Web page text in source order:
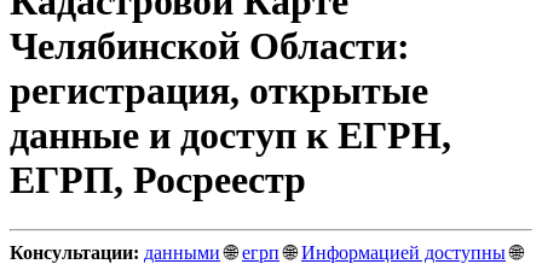
Челябинской Области:
регистрация, открытые
данные и доступ к ЕГРН,
ЕГРП, Росреестр
Консультации: данными🌐егрп🌐Информацией доступны🌐